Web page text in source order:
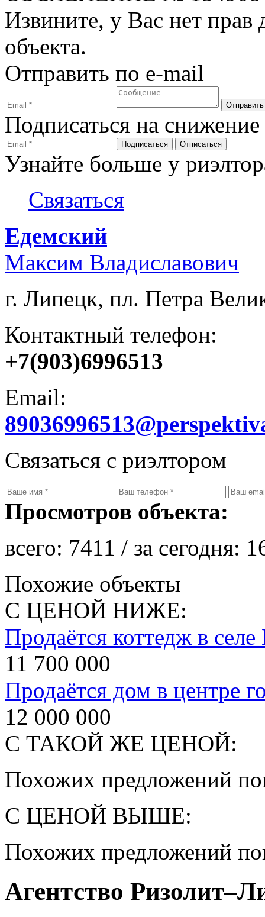
Извините, у Вас нет прав
объекта.
Отправить по e-mail
Подписаться на
Узнайте больше у
Связаться
Едемский
Максим Владиславович
г. Липецк, пл. Петра
Контактный телефон:
+7(903)6996513
Email:
Связаться с риэлтором
Просмотров объекта:
всего: 7411 / за сегодня:
Похожие объекты
С ЦЕНОЙ НИЖЕ:
Продаётся коттедж в
11 700 000
Продаётся дом в центре
12 000 000
С ТАКОЙ ЖЕ ЦЕНОЙ:
Похожих предложений
С ЦЕНОЙ ВЫШЕ:
Похожих предложений
Агентство